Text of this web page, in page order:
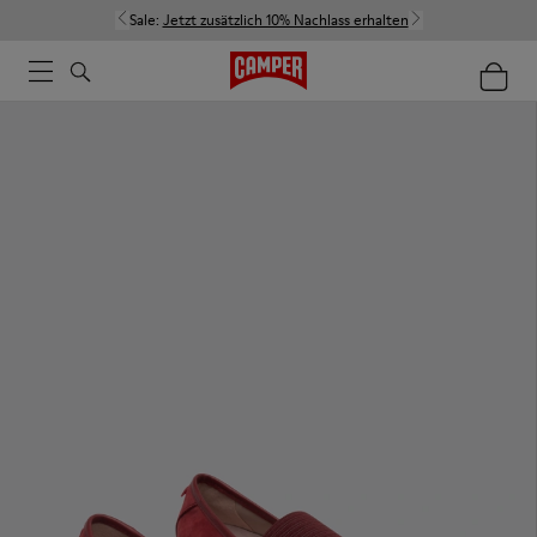
Sale: Jetzt zusätzlich 10% Nachlass erhalten